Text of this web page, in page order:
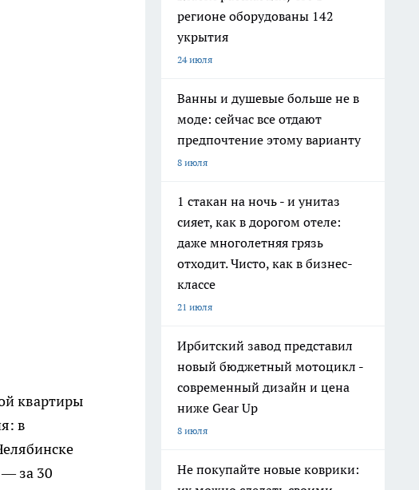
квартиры
в
— за 30
регионе оборудованы 142
укрытия
24 июля
Ванны и душевые больше не в
моде: сейчас все отдают
предпочтение этому варианту
8 июля
1 стакан на ночь - и унитаз
сияет, как в дорогом отеле:
даже многолетняя грязь
отходит. Чисто, как в бизнес-
классе
21 июля
Ирбитский завод представил
новый бюджетный мотоцикл -
современный дизайн и цена
ниже Gear Up
8 июля
Не покупайте новые коврики: